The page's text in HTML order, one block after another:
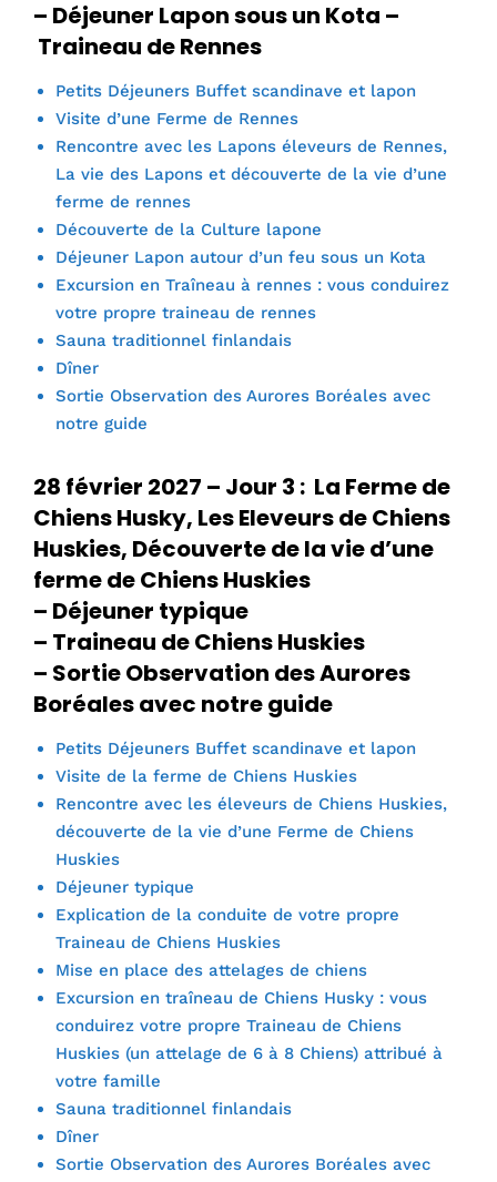
– Déjeuner Lapon sous un Kota –
Traineau de Rennes
Petits Déjeuners Buffet scandinave et lapon
Visite d’une Ferme de Rennes
Rencontre avec les Lapons éleveurs de Rennes,
La vie des Lapons et découverte de la vie d’une
ferme de rennes
Découverte de la Culture lapone
Déjeuner Lapon autour d’un feu sous un Kota
Excursion en Traîneau à rennes : vous conduirez
votre propre traineau de rennes
Sauna traditionnel finlandais
Dîner
Sortie Observation des Aurores Boréales avec
notre guide
28 février 2027 – Jour 3 : La Ferme de
Chiens Husky, Les Eleveurs de Chiens
Huskies, Découverte de la vie d’une
ferme de Chiens Huskies
– Déjeuner typique
– Traineau de Chiens Huskies
– Sortie Observation des Aurores
Boréales avec notre guide
Petits Déjeuners Buffet scandinave et lapon
Visite de la ferme de Chiens Huskies
Rencontre avec les éleveurs de Chiens Huskies,
découverte de la vie d’une Ferme de Chiens
Huskies
Déjeuner typique
Explication de la conduite de votre propre
Traineau de Chiens Huskies
Mise en place des attelages de chiens
Excursion en traîneau de Chiens Husky : vous
conduirez votre propre Traineau de Chiens
Huskies (un attelage de 6 à 8 Chiens) attribué à
votre famille
Sauna traditionnel finlandais
Dîner
Sortie Observation des Aurores Boréales avec